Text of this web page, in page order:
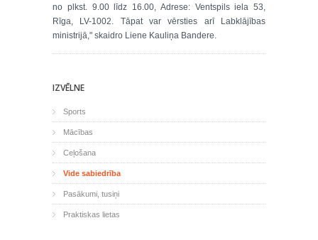
no plkst. 9.00 līdz 16.00, Adrese: Ventspils iela 53,
Rīga, LV-1002. Tāpat var vērsties arī Labklājības
ministrijā," skaidro Liene Kauliņa Bandere.
IZVĒLNE
Sports
Mācības
Ceļošana
Vide sabiedrība
Pasākumi, tusiņi
Praktiskas lietas